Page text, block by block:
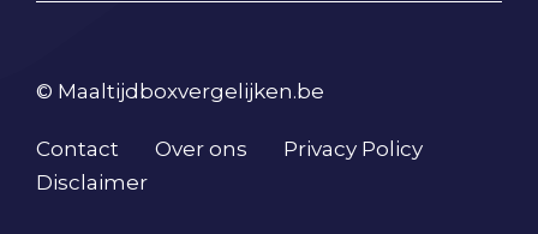
© Maaltijdboxvergelijken.be
Contact Over ons
Privacy Policy
Disclaimer